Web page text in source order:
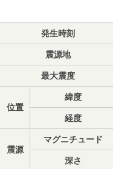
発生時刻
震源地
最大震度
位置
緯度
経度
震源
マグニチュード
深さ